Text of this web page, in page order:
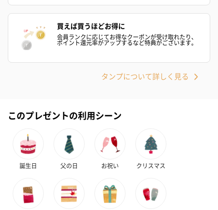
ハンドタオル・ハンカチ
ハンドタオル・ハンカチを同梱してお届けいたします。ギフトへ
の＋αにおすすめです。
花束ハンドタオル（ピ
ンク）（1,760円）
花束ハンドタオル（ブ
ルー）（1,760円）
キャンドル・お香
買えば買うほどお得に
会員ランクに応じてお得なクーポンが受け取れたり、
ポイント還元率がアップするなど特典がございます。
タンプについて詳しく見る
このプレゼントの利用シーン
誕生日 父の日 お祝い クリスマス